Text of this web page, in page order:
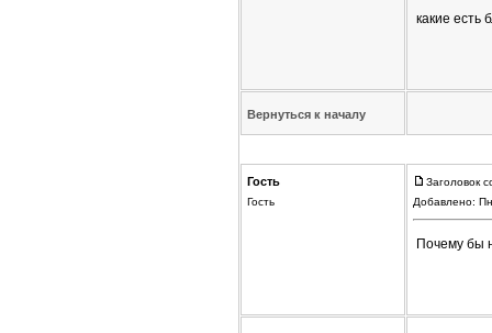
какие есть
Вернуться к началу
Гость
Гость
Заголовок
Добавлено:
Почему бы